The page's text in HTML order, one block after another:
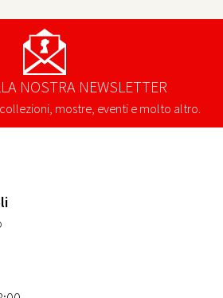
NOSTRA NEWSLETTER
mostre, eventi e molto altro.